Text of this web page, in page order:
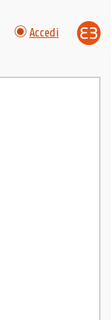
Accedi